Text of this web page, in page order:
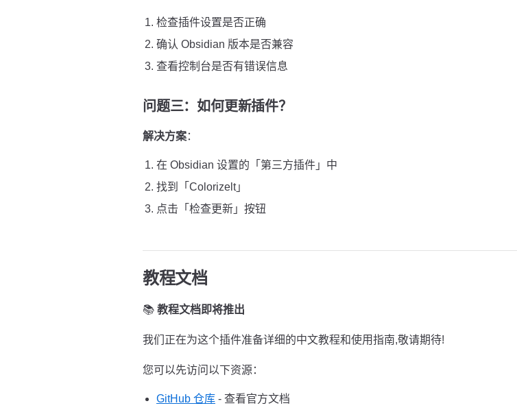
检查插件设置是否正确
确认 Obsidian 版本是否兼容
查看控制台是否有错误信息
问题三：如何更新插件？
解决方案：
在 Obsidian 设置的「第三方插件」中
找到「Colorizelt」
点击「检查更新」按钮
教程文档
📚 教程文档即将推出
我们正在为这个插件准备详细的中文教程和使用指南,敬请期待!
您可以先访问以下资源：
GitHub 仓库 - 查看官方文档